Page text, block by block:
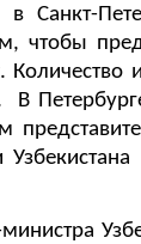
Санкт-
чтобы
В